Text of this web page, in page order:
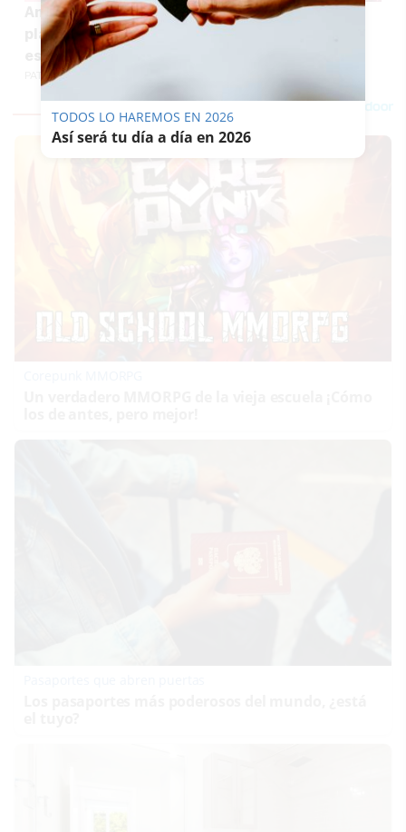
Andalucía refuerza la inclusión con 150 nuevas
plazas de apoyo al alumnado con necesidades
especiales
PATRICIA MERELLO
TODOS LO HAREMOS EN 2026
Así será tu día a día en 2026